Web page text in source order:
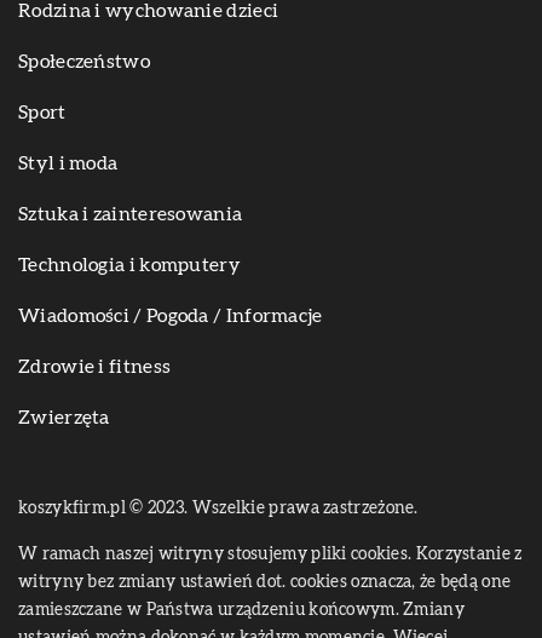
Rodzina i wychowanie dzieci
Społeczeństwo
Sport
Styl i moda
Sztuka i zainteresowania
Technologia i komputery
Wiadomości / Pogoda / Informacje
Zdrowie i fitness
Zwierzęta
koszykfirm.pl © 2023. Wszelkie prawa zastrzeżone.
W ramach naszej witryny stosujemy pliki cookies. Korzystanie z
witryny bez zmiany ustawień dot. cookies oznacza, że będą one
zamieszczane w Państwa urządzeniu końcowym. Zmiany